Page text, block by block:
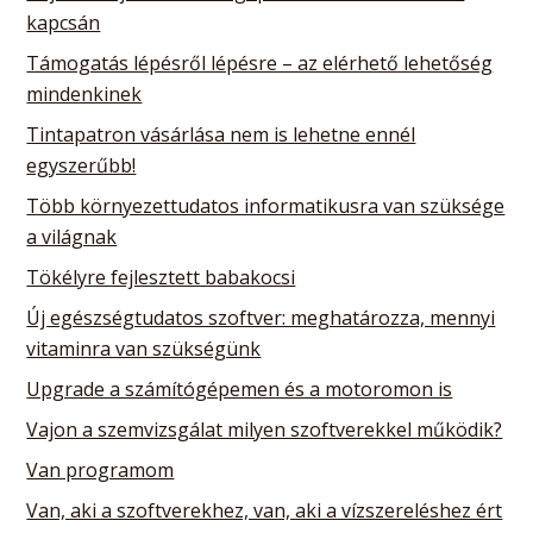
kapcsán
Támogatás lépésről lépésre – az elérhető lehetőség
mindenkinek
Tintapatron vásárlása nem is lehetne ennél
egyszerűbb!
Több környezettudatos informatikusra van szüksége
a világnak
Tökélyre fejlesztett babakocsi
Új egészségtudatos szoftver: meghatározza, mennyi
vitaminra van szükségünk
Upgrade a számítógépemen és a motoromon is
Vajon a szemvizsgálat milyen szoftverekkel működik?
Van programom
Van, aki a szoftverekhez, van, aki a vízszereléshez ért